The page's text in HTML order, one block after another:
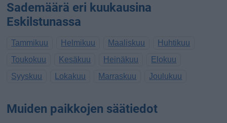
Sademäärä eri kuukausina
Eskilstunassa
Tammikuu Helmikuu Maaliskuu
Huhtikuu
Toukokuu
Kesäkuu Heinäkuu
Elokuu
Syyskuu
Lokakuu Marraskuu Joulukuu
Muiden paikkojen säätiedot